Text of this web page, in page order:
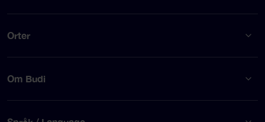
Orter
Om Budi